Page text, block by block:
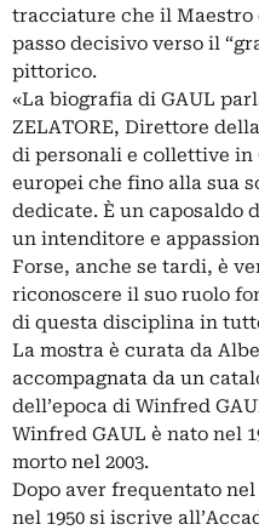
tracciature che il Maestro
passo decisivo verso il
pittorico.
«La biografia di GAUL
ZELATORE, Direttore
di personali e collettive in
europei che fino alla sua
dedicate. È un caposaldo
un intenditore e
Forse, anche se tardi, è
riconoscere il suo ruolo
di questa disciplina in
La mostra è curata da
accompagnata da un
dell’epoca di Winfred
Winfred GAUL è nato nel
morto nel 2003.
Dopo aver frequentato nel
nel 1950 si iscrive